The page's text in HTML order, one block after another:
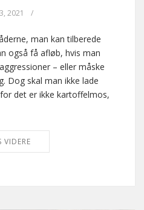
2021 /
man kan tilberede
også få afløb, hvis man
– eller måske
Dog skal man ikke lade
det er ikke kartoffelmos,
VIDERE